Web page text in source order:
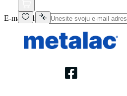
E-mail adresa